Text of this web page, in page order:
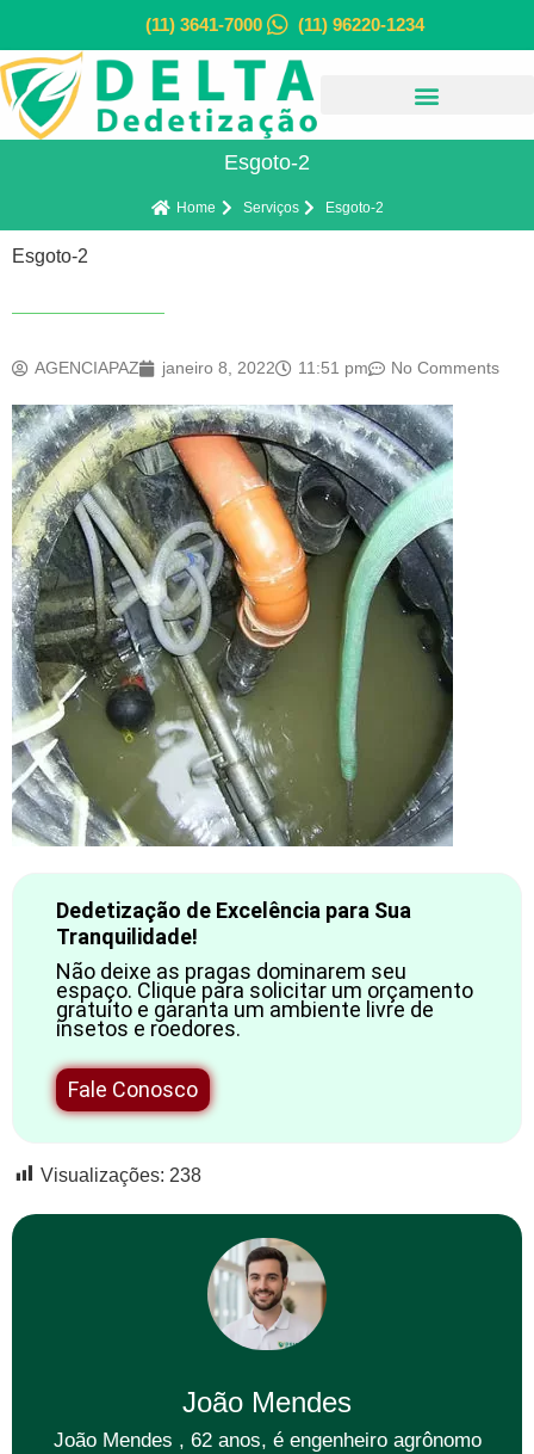
(11) 3641-7000 (11) 96220-1234
Esgoto-2
Home Serviços Esgoto-2
Esgoto-2
AGENCIAPAZ janeiro 8, 2022 11:51 pm No Comments
Dedetização de Excelência para Sua
Tranquilidade!
Não deixe as pragas dominarem seu
espaço. Clique para solicitar um orçamento
gratuito e garanta um ambiente livre de
insetos e roedores.
Fale Conosco
Visualizações: 238
João Mendes
João Mendes , 62 anos, é engenheiro agrônomo